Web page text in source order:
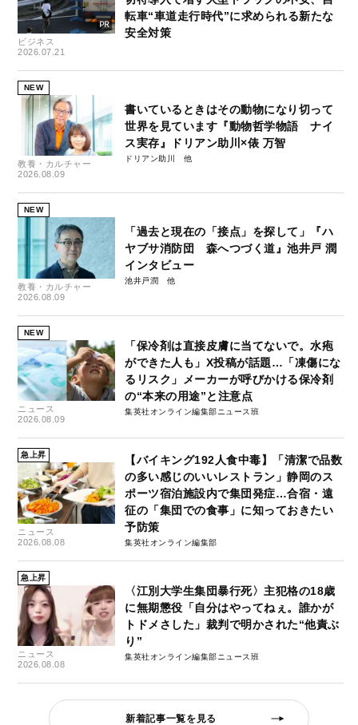
ビジネス
2026.07.21
転車“車道走行時代”に求められる新たな
安全対策
NEW
教養・カルチャー
2026.08.09
書いているときはその動物になり切って
世界を見ています『動物哲学物語 ナイ
ス実存』ドリアン助川×俵 万智
ドリアン助川
NEW
教養・カルチャー
2026.08.09
「過去と現在の「接点」を探して」『ハ
ヤブサ消防団 森へつづく道』池井戸 潤
インタビュー
池井戸潤
NEW
ニュース
2026.08.09
「保冷剤は直接皮膚に当てないで。水疱
ができた人も」X投稿が話題…「凍傷にな
るリスク」メーカーが呼びかける保冷剤
の“本来の用途”と注意点
集英社オンライン編集部ニュース班
急上昇
ニュース
2026.08.08
【バイキング192人食中毒】「清潔で品数
の多い感じのいいレストラン」静岡のス
ポーツ宿泊施設内で集団発症…合宿・遠
征の「集団での食事」に知っておきたい
予防策
集英社オンライン編集部
急上昇
ニュース
2026.08.08
〈江別大学生集団暴行死〉主犯格の18歳
に無期懲役「自分はやってねぇ。誰かが
トドメさした」裁判で明かされた“他責ぶ
り”
集英社オンライン編集部ニュース班
新着記事一覧を見る